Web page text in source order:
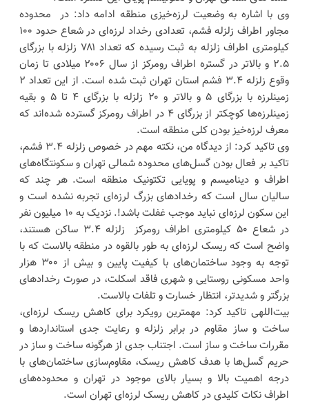
وی با اشاره به وضعیت لرزه‌خیزی منطقه ادامه داد: در محدوده
مجاور اطراف زلزله فشم، تعدادی رخداد لرزه‌ای در شعاع حدود ۱۰۰
کیلومتری اطراف زلزله به ثبت رسیده که تعداد ۷۸۱ زلزله با بزرگای
۲.۵ و بالاتر در گستره اطراف رومرکز از سال ۲۰۰۶ میلادی تا زمان
وقوع زلزله ۳.۴ فشم استان تهران ثبت شده است. از این تعداد ۲
زمینلرزه با بزرگای ۵ و بالاتر و ۲۰ زلزله با بزرگای ۴ تا ۵ و بقیه
زمینلرزه‌ها کوچکتر از بزرگای ۴ در اطراف رومرکز گسترده شده‌اند که
معرف لرزه‌خیز بودن کلی منطقه است.
وی تاکید کرد: از دیدگاه من، نکته مهم در خصوص زلزله ۳.۴ فشم،
تاکید بر فعال بودن گسل‌های محدوده شمالی تهران و سکونتگاه‌های
اطراف و دینامیسم و پویایی تکتونیک منطقه است. هر چند که
سالیان سال است که رخدادهای بزرگ لرزه‌ای تجربه نشده است و
این سکون لرزه‌ای نباید موجب غفلت باشد!. نزدیک به ۱۰ میلیون نفر
در شعاع ۵۰ کیلومتری اطراف رومرکز زلزله ۳.۴ ساکن هستند،
واضح است که ریسک لرزه‌ای به طور بالقوه در منطقه بالاست که با
توجه به وجود ساختمان‌های با کیفیت پایین و بیش از ۳۰۰ هزار
واحد مسکونی روستایی و شهری فاقد اسکلت، در صورت رخدادهای
بزرگتر و شدیدتر، انتظار خسارت و تلفات بالاست.
بیت‌اللهی تاکید کرد: مهمترین رویکرد برای کاهش ریسک لرزه‌ای،
ساخت و ساز مقاوم در برابر زلزله و رعایت جدی استانداردها و
مقررات ساخت و ساز است. اجتناب جدی از هرگونه ساخت و ساز در
حریم گسل‌ها با هدف کاهش ریسک، مقاوم‌سازی ساختمان‌های با
درجه اهمیت بالا و بسیار بالای موجود در تهران و محدوده‌های
اطراف نکات کلیدی در کاهش ریسک لرزه‌ای تهران است.